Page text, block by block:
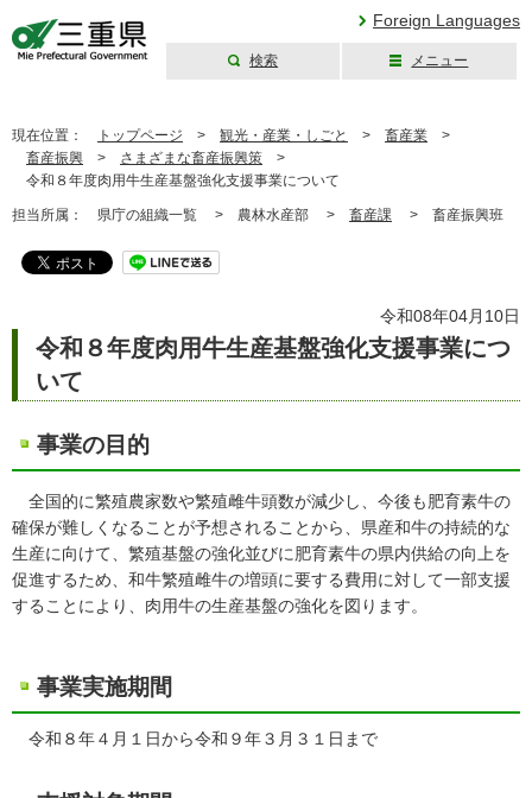
Foreign Languages
検索 メニュー
現在位置： トップページ > 観光・産業・しごと > 畜産業 >
畜産振興 > さまざまな畜産振興策 >
令和８年度肉用牛生産基盤強化支援事業について
担当所属： 県庁の組織一覧 > 農林水産部 > 畜産課 > 畜産振興班
令和08年04月10日
令和８年度肉用牛生産基盤強化支援事業につ
いて
事業の目的
全国的に繁殖農家数や繁殖雌牛頭数が減少し、今後も肥育素牛の
確保が難しくなることが予想されることから、県産和牛の持続的な
生産に向けて、繁殖基盤の強化並びに肥育素牛の県内供給の向上を
促進するため、和牛繁殖雌牛の増頭に要する費用に対して一部支援
することにより、肉用牛の生産基盤の強化を図ります。
事業実施期間
令和８年４月１日から令和９年３月３１日まで